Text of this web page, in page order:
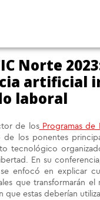
Norte
artificial
laboral
de losProgramas de
de los ponentes
tecnológico
En su
enfocó en explicar
que transformarán el
que estas deberían